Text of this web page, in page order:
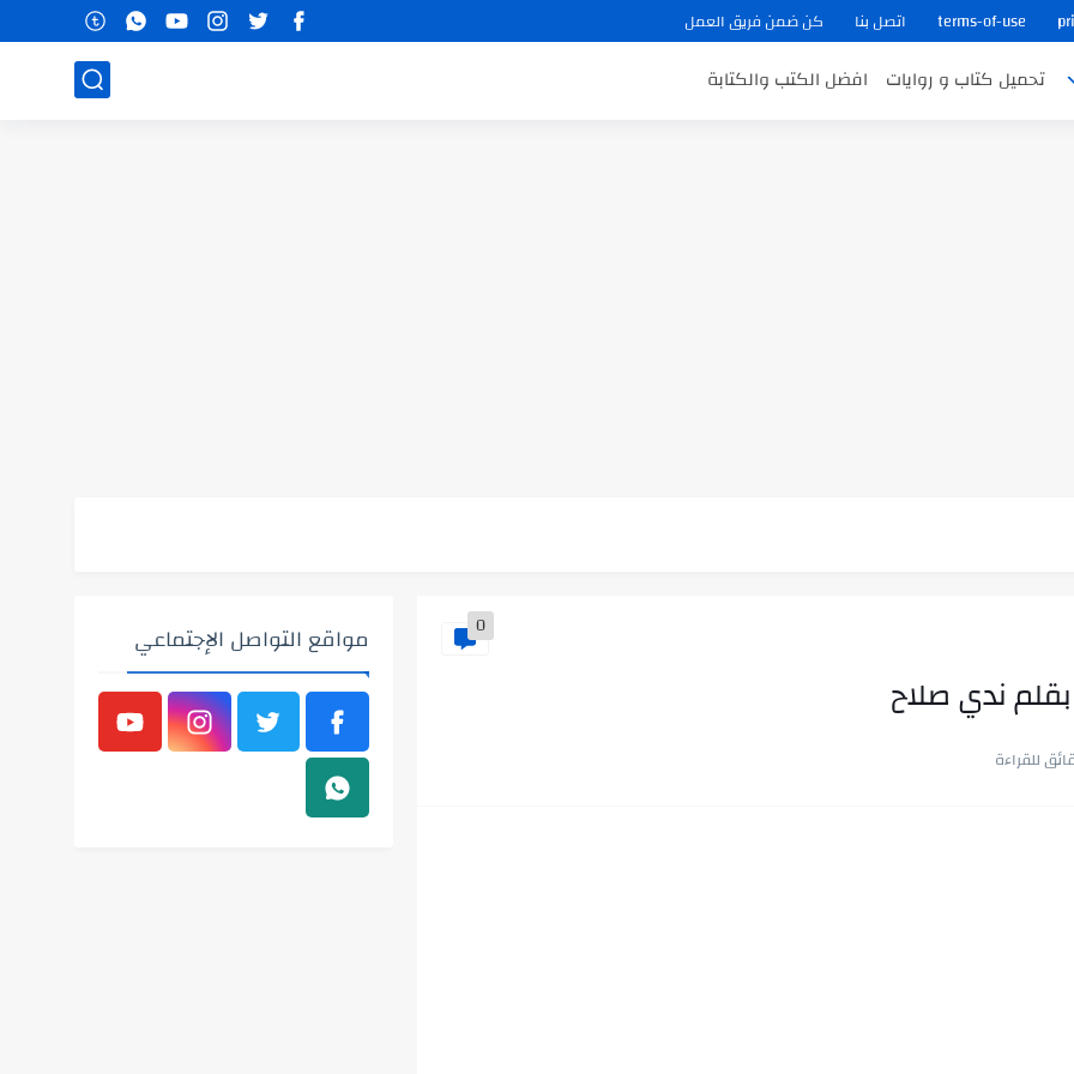
terms-of-use اتصل بنا كن ضمن فريق العمل
تحميل كتاب و روايات افضل الكتب والكتابة
في ثوانٍ
0
ندي صلاح
مواقع التواصل الإجتماعي